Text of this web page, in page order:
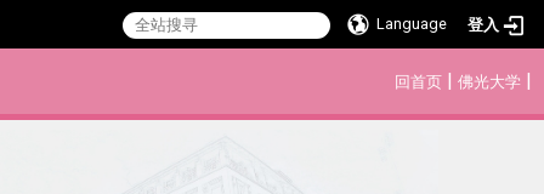
Language 登入
回首页 | 佛光大学 |